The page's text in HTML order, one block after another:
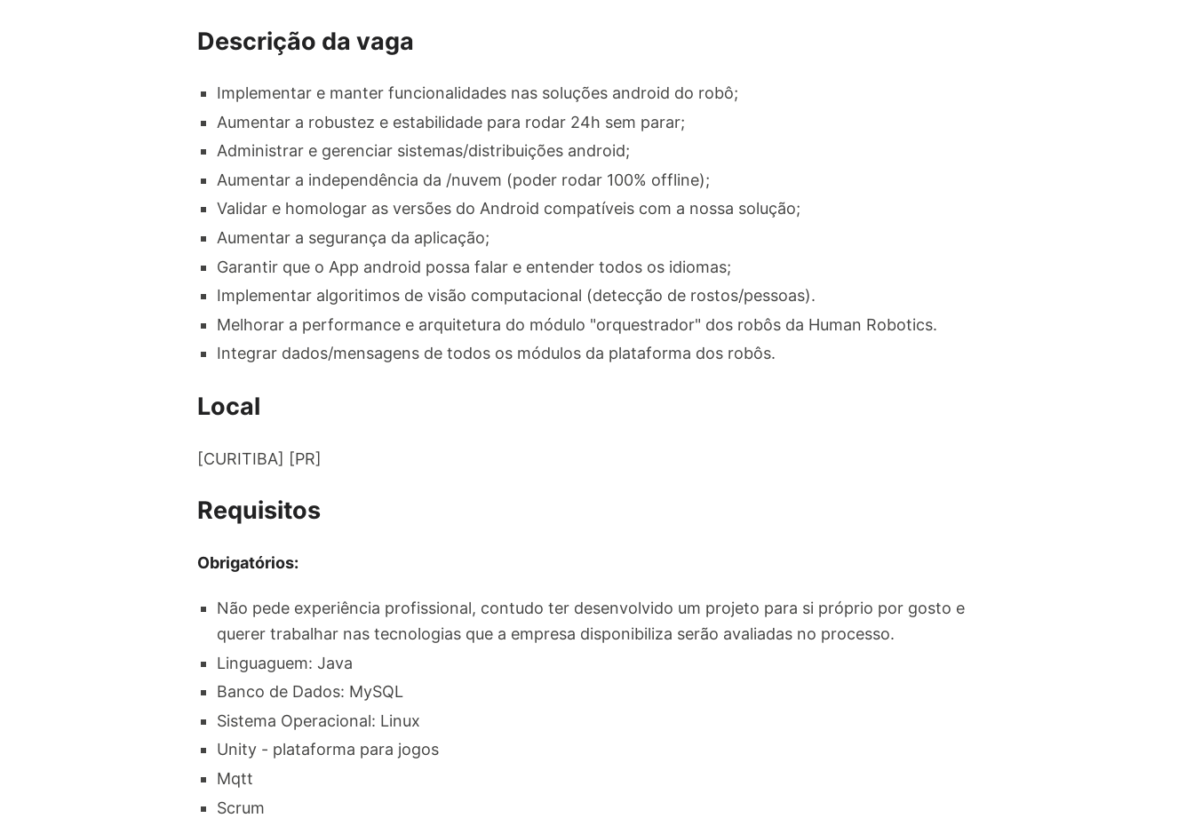
Descrição da vaga
Implementar e manter funcionalidades nas soluções android do robô;
Aumentar a robustez e estabilidade para rodar 24h sem parar;
Administrar e gerenciar sistemas/distribuições android;
Aumentar a independência da /nuvem (poder rodar 100% offline);
Validar e homologar as versões do Android compatíveis com a nossa solução;
Aumentar a segurança da aplicação;
Garantir que o App android possa falar e entender todos os idiomas;
Implementar algoritimos de visão computacional (detecção de rostos/pessoas).
Melhorar a performance e arquitetura do módulo "orquestrador" dos robôs da Human Robotics.
Integrar dados/mensagens de todos os módulos da plataforma dos robôs.
Local
[CURITIBA] [PR]
Requisitos
Obrigatórios:
Não pede experiência profissional, contudo ter desenvolvido um projeto para si próprio por gosto e
querer trabalhar nas tecnologias que a empresa disponibiliza serão avaliadas no processo.
Linguaguem: Java
Banco de Dados: MySQL
Sistema Operacional: Linux
Unity - plataforma para jogos
Mqtt
Scrum